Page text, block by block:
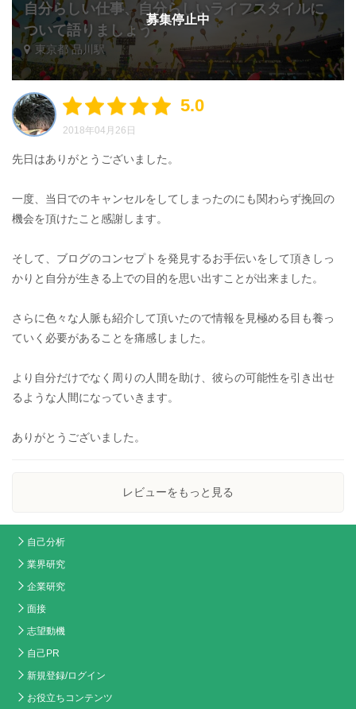
自分らしい仕事、自分らしいライフスタイルに
ついて語りましょう
東京都 品川駅
募集停止中
5.0
2018年04月26日
先日はありがとうございました。
一度、当日でのキャンセルをしてしまったのにも関わらず挽回の
機会を頂けたこと感謝します。
そして、ブログのコンセプトを発見するお手伝いをして頂きしっ
かりと自分が生きる上での目的を思い出すことが出来ました。
さらに色々な人脈も紹介して頂いたので情報を見極める目も養っ
ていく必要があることを痛感しました。
より自分だけでなく周りの人間を助け、彼らの可能性を引き出せ
るような人間になっていきます。
ありがとうございました。
レビューをもっと見る
自己分析
業界研究
企業研究
面接
志望動機
自己PR
新規登録/ログイン
お役立ちコンテンツ